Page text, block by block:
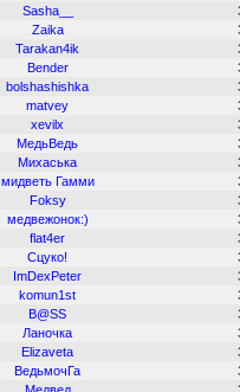
Sasha__
Zaika
Tarakan4ik
Bender
bolshashishka
matvey
xevilx
МедьВедь
Михаська
мидветь Гамми
Foksy
медвежонок:)
flat4er
Сцуко!
ImDexPeter
komun1st
B@SS
Ланочка
Elizaveta
ВедьмочГа